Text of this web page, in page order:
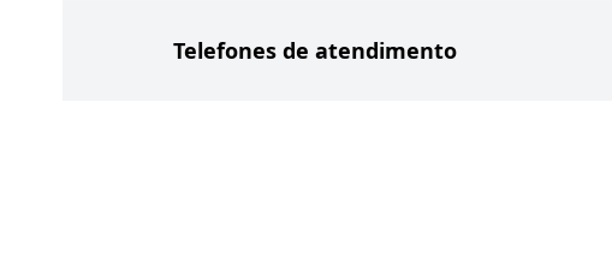
Telefones de atendimento